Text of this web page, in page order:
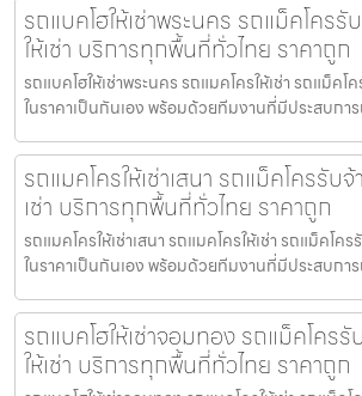
รถแบคโฮให้เช่าพระนคร รถแม็คโครรั
ให้เช่า บริการทุกพื้นที่ทั่วไทย ราคาถูก
รถแบคโฮให้เช่าพระนคร รถแมคโครให้เช่า รถแม็คโ
ในราคาเป็นกันเอง พร้อมด้วยทีมงานที่มีประสบกา
รถแมคโครให้เช่าเสนา รถแม็คโครรับ
เช่า บริการทุกพื้นที่ทั่วไทย ราคาถูก
รถแมคโครให้เช่าเสนา รถแมคโครให้เช่า รถแม็คโค
ในราคาเป็นกันเอง พร้อมด้วยทีมงานที่มีประสบกา
รถแบคโฮให้เช่าจอมทอง รถแม็คโคร
ให้เช่า บริการทุกพื้นที่ทั่วไทย ราคาถูก